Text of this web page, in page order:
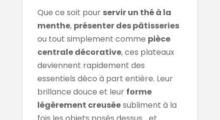
Que ce soit pour servir un thé à la
menthe, présenter des pâtisseries
ou tout simplement comme pièce
centrale décorative, ces plateaux
deviennent rapidement des
essentiels déco à part entière. Leur
brillance douce et leur forme
légèrement creuséesubliment à la